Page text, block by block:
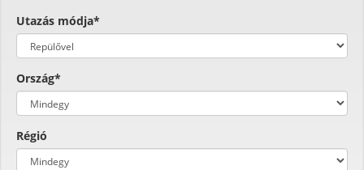
Utazás módja*
Ország*
Régió